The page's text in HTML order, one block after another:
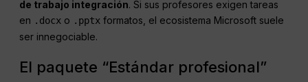
de trabajo integración. Si sus profesores exigen tareas
en .docx o .pptx formatos, el ecosistema Microsoft suele
ser innegociable.
El paquete “Estándar profesional”